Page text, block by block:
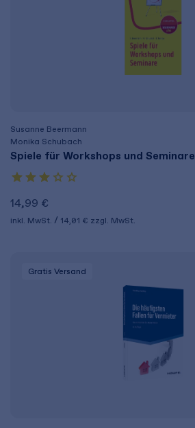
Susanne Beermann
Monika Schubach
Spiele für Workshops und Seminare
14,99 €
inkl. MwSt. 14,01 € zzgl. MwSt.
Gratis Versand